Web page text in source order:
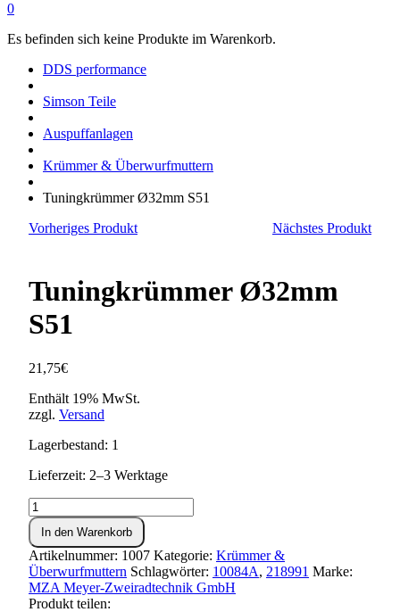
0
Es befinden sich keine Produkte im Warenkorb.
DDS performance
Simson Teile
Auspuffanlagen
Krümmer & Überwurfmuttern
Tuningkrümmer Ø32mm S51
Vorheriges Produkt
Nächstes Produkt
Tuningkrümmer Ø32mm
S51
21,75€
Enthält 19% MwSt.
zzgl. Versand
Lagerbestand: 1
Lieferzeit: 2–3 Werktage
Tuningkrümmer
Ø32mm
S51
Menge
In den Warenkorb
Artikelnummer: 1007 Kategorie: Krümmer &
Überwurfmuttern Schlagwörter: 10084A, 218991 Marke:
MZA Meyer-Zweiradtechnik GmbH
Produkt teilen: